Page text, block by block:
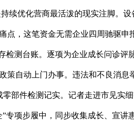
优化营商最活泼的现实注脚。
，这笔资金无需企业四周驰驱申
测台账。逐项为企业成长问诊
自动上门办事。违法和不良消
部件检测记实。记者走进市见实
项步履中，同步收集成长、宣